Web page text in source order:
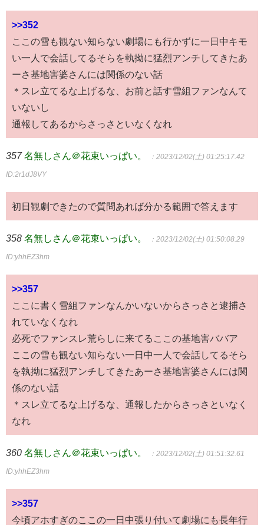
>>352
ここの雪も観ない知らない劇場にも行かずに一日中キモ
い一人で会話してるそらを執拗に猛烈アンチしてきたあ
ーさ基地害婆さんには関係のない話
＊スレ立てるな上げるな、お前と話す雪組ファンなんて
いないし
通報してあるからさっさといなくなれ
357 名無しさん＠花束いっぱい。 ：2023/12/02(土) 01:25:17.42
ID:2r1dJ8VY
初日観劇できたので質問あれば分かる範囲で答えます
358 名無しさん＠花束いっぱい。 ：2023/12/02(土) 01:50:08.29
ID:yhhEZ3hm
>>357
ここに書く雪組ファンなんかいないからさっさと逮捕さ
れていなくなれ
必死でファンスレ荒らしに来てるここの基地害ババア
ここの雪も観ない知らない一日中一人で会話してるそら
を執拗に猛烈アンチしてきたあーさ基地害婆さんには関
係のない話
＊スレ立てるな上げるな、通報したからさっさといなく
なれ
360 名無しさん＠花束いっぱい。 ：2023/12/02(土) 01:51:32.61
ID:yhhEZ3hm
>>357
今頃アホすぎのここの一日中張り付いて劇場にも長年行